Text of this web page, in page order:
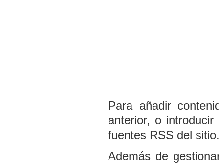
Para añadir
anterior, o
fuentes RSS del sitio.
Además de